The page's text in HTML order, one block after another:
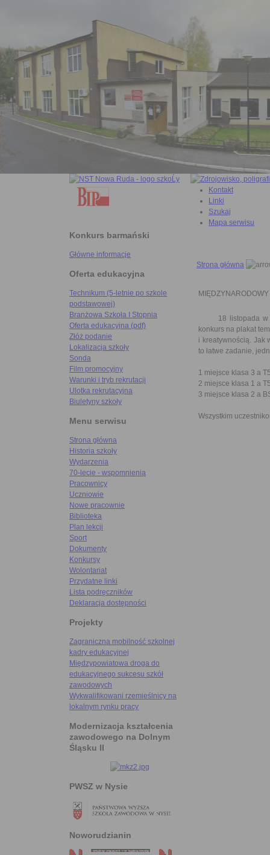
Konkurs barmański
Główne informacje
Oferta edukacyjna
Technikum (5-letnie po szkole
podstawowej)
Branżowa Szkoła I Stopnia
Oferta edukacyjna (pdf)
Złóż podanie
Lokalizacja szkoły
Sonda
Film promocyjny
Warunki i tryb rekrutacji
Ulotka rekrutacyjna
Biuletyny szkoły
Menu serwisu
Strona główna
Historia szkoły
Wydarzenia
70-lecie - wspomnienia
Pracownicy
Uczniowie
Nowe pracownie
Biblioteka
Plan lekcji
Sport
Dokumenty
Konkursy
Wolontariat
Przydatne linki
Lista podręczników
Deklaracja dostępności
Projekty
Zagraniczna mobilność szkolnej
kadry edukacyjnej
Międzypowiatowa droga do
edukacyjnego sukcesu szkół
zawodowych
Wykwalifikowani rzemieślnicy na
lokalnym rynku pracy
Modernizacja kształcenia
zawodowego na Dolnym
Śląsku II
PWSZ w Nysie
Noworudzianin
Kontakt
Linki
Szukaj
Mapa serwisu
Strona główna
18 listopada w
konkurs na plakat
i kreatywnością. Jak
to łatwe zadanie,
1 miejsce klasa 3 a
2 miejsce klasa 1 a
3 miejsce klasa 2 a
Wszystkim